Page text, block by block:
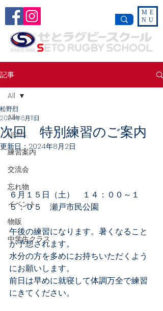
ME
NU
記事
All
NEWS
練習案内
交流会
忘れ物
イベント
物販
中学生クラス
All
次回 特別練習のご案内
松野烈
2024年6月11日
更新日：2024年8月2日
６月１５日（土）　１４：００～１
５：０５　瀬戸市民公園
午後の練習になります。暑くなること
が予想されます。
水分の方を多めにお持ちいただくよう
にお願いします。
前日は早めに就寝して体調万全で練習
にきてください。